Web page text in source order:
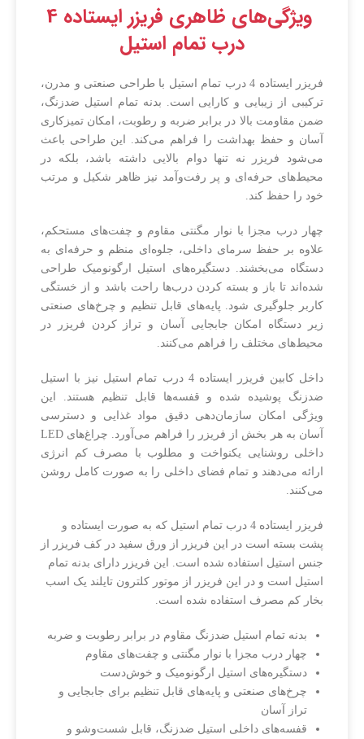
ویژگی‌های ظاهری فریزر ایستاده 4
درب تمام استیل
فریزر ایستاده 4 درب تمام استیل با طراحی صنعتی و مدرن،
ترکیبی از زیبایی و کارایی است. بدنه تمام استیل ضدزنگ،
ضمن مقاومت بالا در برابر ضربه و رطوبت، امکان تمیزکاری
آسان و حفظ بهداشت را فراهم می‌کند. این طراحی باعث
می‌شود فریزر نه تنها دوام بالایی داشته باشد، بلکه در
محیط‌های حرفه‌ای و پر رفت‌وآمد نیز ظاهر شکیل و مرتب
خود را حفظ کند.
چهار درب مجزا با نوار مگنتی مقاوم و چفت‌های مستحکم،
علاوه بر حفظ سرمای داخلی، جلوه‌ای منظم و حرفه‌ای به
دستگاه می‌بخشند. دستگیره‌های استیل ارگونومیک طراحی
شده‌اند تا باز و بسته کردن درب‌ها راحت باشد و از خستگی
کاربر جلوگیری شود. پایه‌های قابل تنظیم و چرخ‌های صنعتی
زیر دستگاه امکان جابجایی آسان و تراز کردن فریزر در
محیط‌های مختلف را فراهم می‌کنند.
داخل کابین فریزر ایستاده 4 درب تمام استیل نیز با استیل
ضدزنگ پوشیده شده و قفسه‌ها قابل تنظیم هستند. این
ویژگی امکان سازمان‌دهی دقیق مواد غذایی و دسترسی
آسان به هر بخش از فریزر را فراهم می‌آورد. چراغ‌های LED
داخلی روشنایی یکنواخت و مطلوب با مصرف کم انرژی
ارائه می‌دهند و تمام فضای داخلی را به صورت کامل روشن
می‌کنند.
فریزر ایستاده 4 درب تمام استیل که به صورت ایستاده و
پشت بسته است در این فریزر از ورق سفید در کف فریزر از
جنس استیل استفاده شده است. این فریزر دارای بدنه تمام
استیل است و در این فریزر از موتور کلترون تایلند یک اسب
بخار کم مصرف استفاده شده است.
بدنه تمام استیل ضدزنگ مقاوم در برابر رطوبت و ضربه
چهار درب مجزا با نوار مگنتی و چفت‌های مقاوم
دستگیره‌های استیل ارگونومیک و خوش‌دست
چرخ‌های صنعتی و پایه‌های قابل تنظیم برای جابجایی و
تراز آسان
قفسه‌های داخلی استیل ضدزنگ، قابل شست‌وشو و